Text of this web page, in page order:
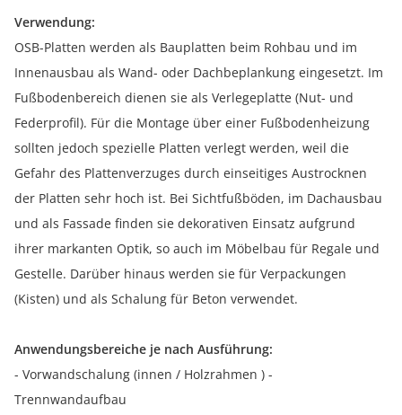
Verwendung:
OSB-Platten werden als Bauplatten beim Rohbau und im
Innenausbau als Wand- oder Dachbeplankung eingesetzt. Im
Fußbodenbereich dienen sie als Verlegeplatte (Nut- und
Federprofil). Für die Montage über einer Fußbodenheizung
sollten jedoch spezielle Platten verlegt werden, weil die
Gefahr des Plattenverzuges durch einseitiges Austrocknen
der Platten sehr hoch ist. Bei Sichtfußböden, im Dachausbau
und als Fassade finden sie dekorativen Einsatz aufgrund
ihrer markanten Optik, so auch im Möbelbau für Regale und
Gestelle. Darüber hinaus werden sie für Verpackungen
(Kisten) und als Schalung für Beton verwendet.
Anwendungsbereiche je nach Ausführung:
- Vorwandschalung (innen / Holzrahmen ) -
Trennwandaufbau